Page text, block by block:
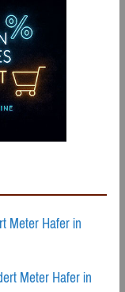
Meter Hafer in
Meter Hafer in